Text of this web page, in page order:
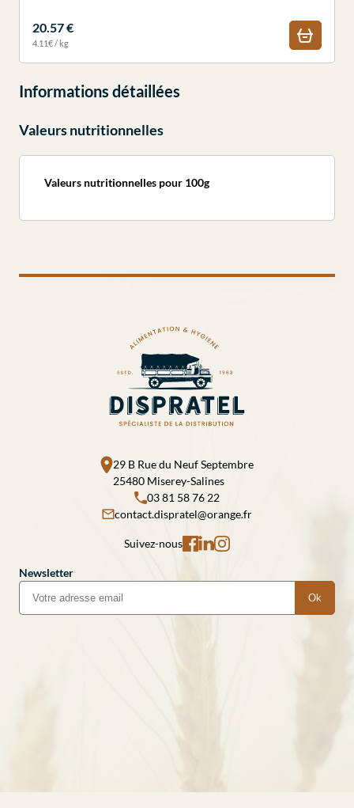
20.57 €
4.11€ / kg
Informations détaillées
Valeurs nutritionnelles
Valeurs nutritionnelles pour 100g
29 B Rue du Neuf Septembre
25480 Miserey-Salines
03 81 58 76 22
contact.dispratel@orange.fr
Suivez-nous
Newsletter
Ok